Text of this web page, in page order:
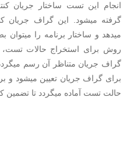
انجام این تست ساختار جریان
گرفته میشود. این گراف جریان
میدهد و ساختار برنامه را
روش برای استخراج حالات تست،
گراف جریان متناظر آن رسم
برای گراف جریان تعیین میشود و
حالت تست آماده میگردد تا تضمین